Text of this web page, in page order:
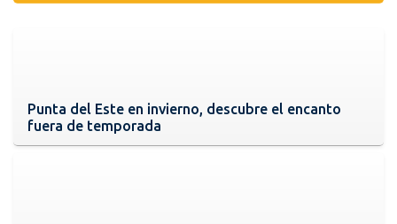
Punta del Este en invierno, descubre el encanto
fuera de temporada